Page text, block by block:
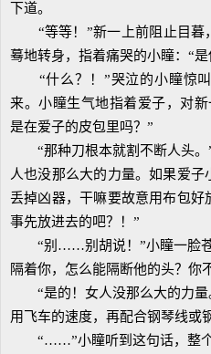
下道。
“等等！”新一上前阻止目暮
蓦地转身，指着痛哭的小瞳：“
“什么？！”哭泣的小瞳惊叫
来。小瞳生气地指着爱子，对
是在爱子的皮包里吗？”
“那种刀根本就割不断人头。
人也没那么大的力量。如果爱
丢掉凶器，干嘛要故意用布包
事先放进去的吧？！”
“别……别胡说！”小瞳一脸苍
隔着你，怎么能隔断他的头？你
“是的！女人没那么大的力量
用飞车的速度，再配合钢琴线或
“……”小瞳听到这句话，整个